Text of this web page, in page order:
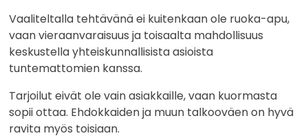
Vaaliteltalla tehtävänä ei kuitenkaan ole ruoka-apu,
vaan vieraanvaraisuus ja toisaalta mahdollisuus
keskustella yhteiskunnallisista asioista
tuntemattomien kanssa.
Tarjoilut eivät ole vain asiakkaille, vaan kuormasta
sopii ottaa. Ehdokkaiden ja muun talkooväen on hyvä
ravita myös toisiaan.